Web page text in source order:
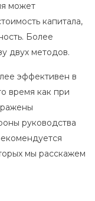
может
капитала,
Более
двух методов.
эффективен в
время как при
руководства
мы расскажем